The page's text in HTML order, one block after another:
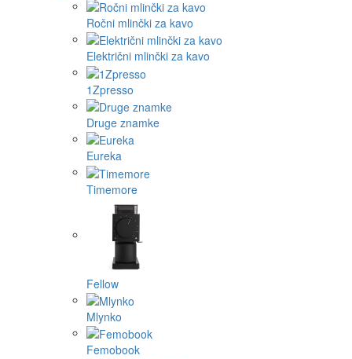
Ročni mlinčki za kavo
Električni mlinčki za kavo
1Zpresso
Druge znamke
Eureka
Timemore
Fellow
Mlynko
Femobook